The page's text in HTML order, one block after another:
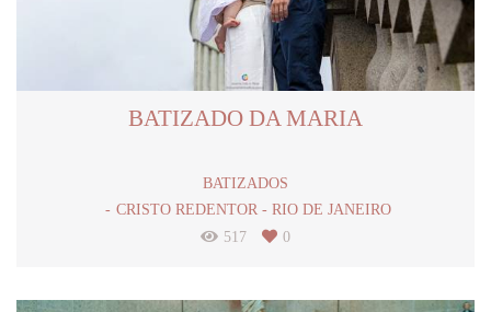
BATIZADO DA MARIA
BATIZADOS
CRISTO REDENTOR - RIO DE JANEIRO
517
0